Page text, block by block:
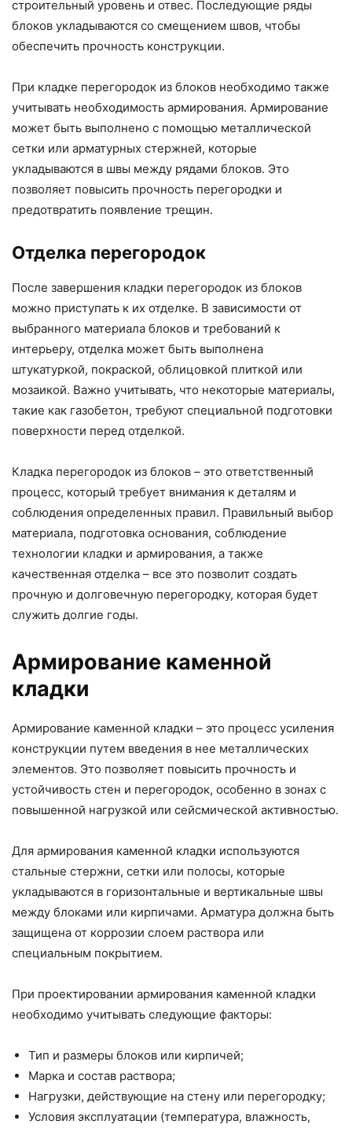
строительный уровень и отвес. Последующие ряды
блоков укладываются со смещением швов, чтобы
обеспечить прочность конструкции.
При кладке перегородок из блоков необходимо также
учитывать необходимость армирования. Армирование
может быть выполнено с помощью металлической
сетки или арматурных стержней, которые
укладываются в швы между рядами блоков. Это
позволяет повысить прочность перегородки и
предотвратить появление трещин.
Отделка перегородок
После завершения кладки перегородок из блоков
можно приступать к их отделке. В зависимости от
выбранного материала блоков и требований к
интерьеру, отделка может быть выполнена
штукатуркой, покраской, облицовкой плиткой или
мозаикой. Важно учитывать, что некоторые материалы,
такие как газобетон, требуют специальной подготовки
поверхности перед отделкой.
Кладка перегородок из блоков – это ответственный
процесс, который требует внимания к деталям и
соблюдения определенных правил. Правильный выбор
материала, подготовка основания, соблюдение
технологии кладки и армирования, а также
качественная отделка – все это позволит создать
прочную и долговечную перегородку, которая будет
служить долгие годы.
Армирование каменной
кладки
Армирование каменной кладки – это процесс усиления
конструкции путем введения в нее металлических
элементов. Это позволяет повысить прочность и
устойчивость стен и перегородок, особенно в зонах с
повышенной нагрузкой или сейсмической активностью.
Для армирования каменной кладки используются
стальные стержни, сетки или полосы, которые
укладываются в горизонтальные и вертикальные швы
между блоками или кирпичами. Арматура должна быть
защищена от коррозии слоем раствора или
специальным покрытием.
При проектировании армирования каменной кладки
необходимо учитывать следующие факторы:
Тип и размеры блоков или кирпичей;
Марка и состав раствора;
Нагрузки, действующие на стену или перегородку;
Условия эксплуатации (температура, влажность,